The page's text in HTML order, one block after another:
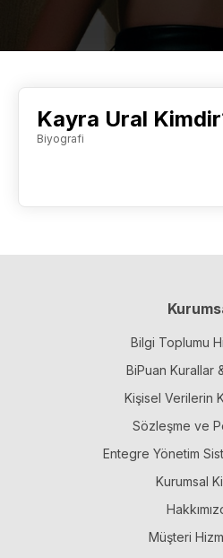
Kayra Ural
Biyografi
Bilgi Toplumu
BiPuan Kurallar
Kişisel Verilerin
Sözleşme ve
Entegre Yönetim
Kurumsal
Müşteri